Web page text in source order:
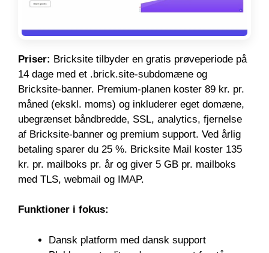
Priser: Bricksite tilbyder en gratis prøveperiode på
14 dage med et .brick.site-subdomæne og
Bricksite-banner. Premium-planen koster 89 kr. pr.
måned (ekskl. moms) og inkluderer eget domæne,
ubegrænset båndbredde, SSL, analytics, fjernelse
af Bricksite-banner og premium support. Ved årlig
betaling sparer du 25 %. Bricksite Mail koster 135
kr. pr. mailboks pr. år og giver 5 GB pr. mailboks
med TLS, webmail og IMAP.
Funktioner i fokus:
Dansk platform med dansk support